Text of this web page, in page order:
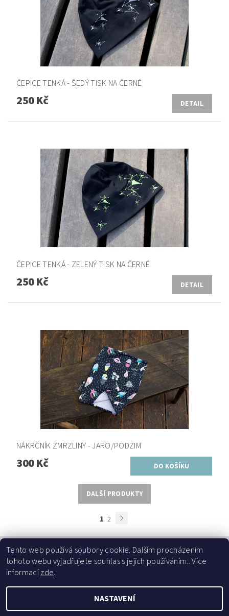
ČEPICE TENKÁ - ŠEDÝ TISK NA ČERNÉ
250 Kč DETAIL
ČEPICE TENKÁ - ZELENÝ TISK NA ČERNÉ
250 Kč DETAIL
NÁKRČNÍK ZMRZLINY - JARO/PODZIM
300 Kč
DALŠÍ PRODUKTY
1 2
2026 ©Poppyhead s.r.o., všechna práva vyhrazena
Tento web používá soubory cookie. Dalším procházením
tohoto webu vyjadřujete souhlas s jejich používáním.. Více
informacízde.
NASTAVENÍ